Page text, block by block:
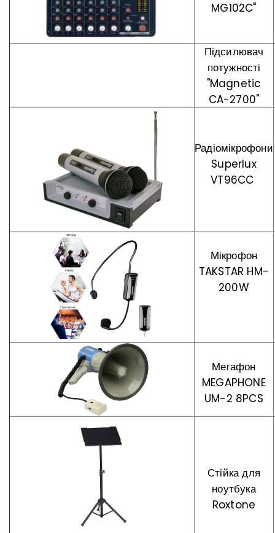
MG102C"
Підсилювач
потужності
"Magnetic
CA-2700"
Радіомікрофони
Superlux
VT96CC
Мікрофон
TAKSTAR HM-
200W
Мегафон
MEGAPHONE
UM-2 8PCS
Стійка для
ноутбука
Roxtone